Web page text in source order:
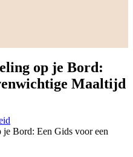
op je Bord:
Maaltijd
Bord: Een Gids voor een